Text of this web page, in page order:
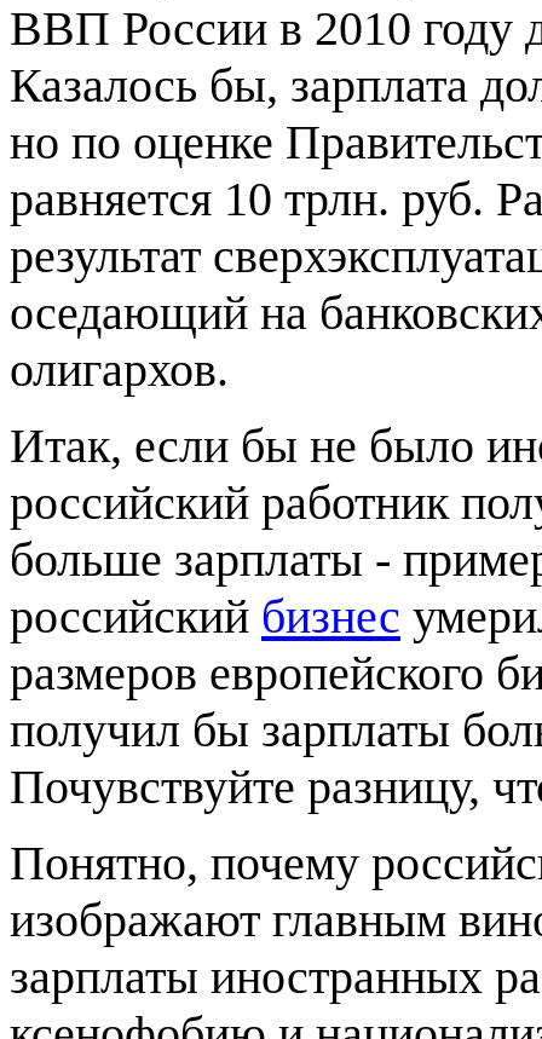
ВВП России в 2010 году
Казалось бы, зарплата
но по оценке
равняется 10 трлн. руб.
результат
оседающий на
олигархов.
Итак, если бы не было
российский работник
больше зарплаты -
российский бизнес
размеров европейского
получил бы зарплаты
Почувствуйте разницу,
Понятно, почему
изображают главным
зарплаты иностранных